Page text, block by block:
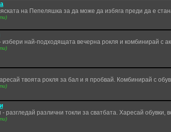
на Пепеляшка за да може да избяга преди да е
избери най-подходящата вечерна рокля и комбинирай с
твоята рокля за бал и я пробвай. Комбинирай с
разгледай различни токли за сватбата. Харесай обувки,